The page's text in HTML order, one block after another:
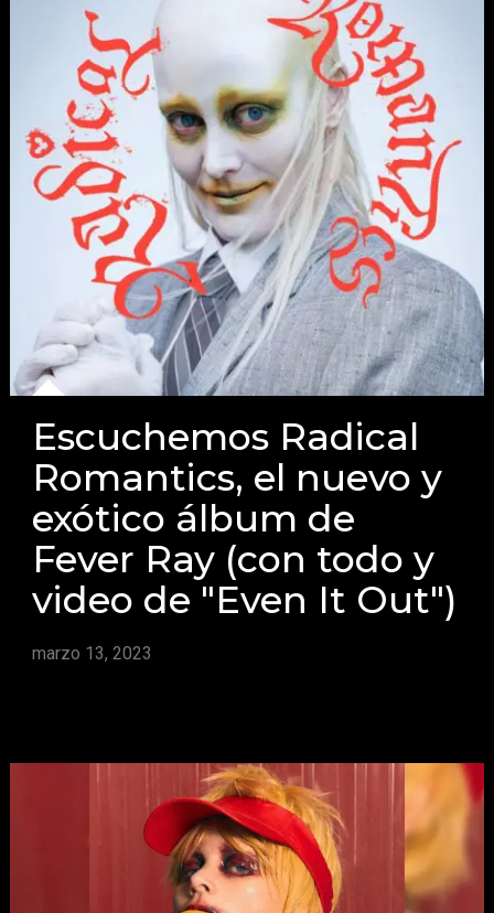
Escuchemos Radical
Romantics, el nuevo y
exótico álbum de
Fever Ray (con todo y
video de "Even It Out")
marzo 13, 2023